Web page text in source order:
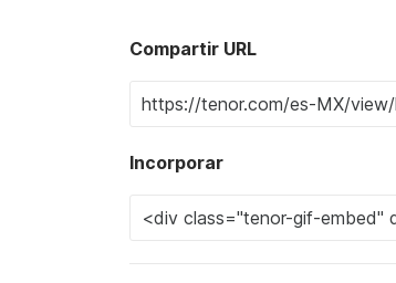
Compartir URL
Incorporar